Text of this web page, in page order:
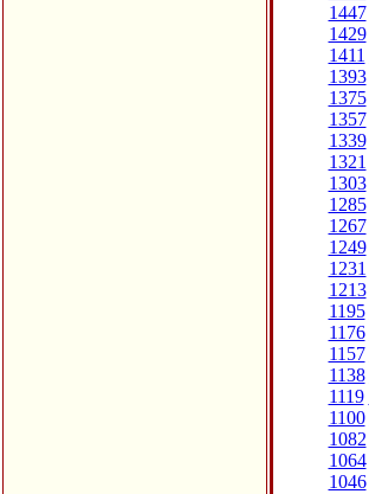
1447
1429
1411
1393
1375
1357
1339
1321
1303
1285
1267
1249
1231
1213
1195
1176
1157
1138
1119
1100
1082
1064
1046